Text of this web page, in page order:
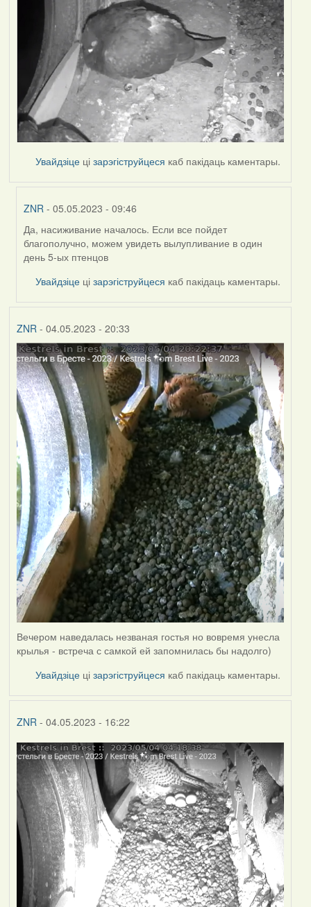
Увайдзіце цізарэгіструйцеся каб пакідаць каментары.
ZNR - 05.05.2023 - 09:46
In
reply
to
Да, насиживание началось. Если все пойдет
благополучно, можем увидеть вылупливание в один
день 5-ых птенцов
Увайдзіце цізарэгіструйцеся каб пакідаць каментары.
ZNR- 04.05.2023 - 20:33
Вечером наведалась незваная гостья но вовремя унесла
крылья - встреча с самкой ей запомнилась бы надолго)
Увайдзіце цізарэгіструйцеся каб пакідаць каментары.
ZNR - 04.05.2023 - 16:22